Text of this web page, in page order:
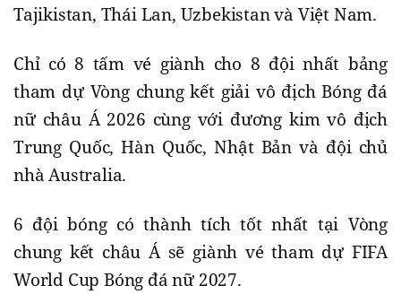
Tajikistan, Thái Lan, Uzbekistan và Việt Nam.
Chỉ có 8 tấm vé giành cho 8 đội nhất bảng
tham dự Vòng chung kết giải vô địch Bóng đá
nữ châu Á 2026 cùng với đương kim vô địch
Trung Quốc, Hàn Quốc, Nhật Bản và đội chủ
nhà Australia.
6 đội bóng có thành tích tốt nhất tại Vòng
chung kết châu Á sẽ giành vé tham dự FIFA
World Cup Bóng đá nữ 2027.